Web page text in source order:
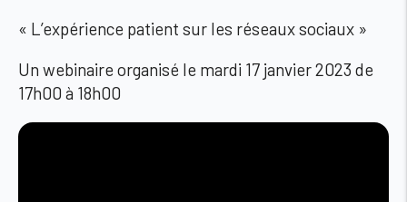
« L’expérience patient sur les réseaux sociaux »
Un webinaire organisé le mardi 17 janvier 2023 de
17h00 à 18h00